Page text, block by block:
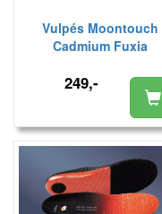
Vulpés Moontouch
Cadmium Fuxia
249,-